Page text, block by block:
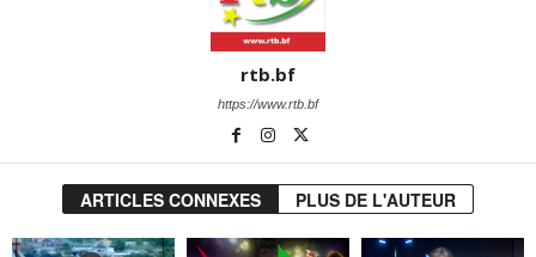
rtb.bf
https://www.rtb.bf
ARTICLES CONNEXES PLUS DE L'AUTEUR